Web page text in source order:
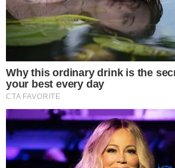
Estudos indicam que o DNA influencia a
afetar a preferência por diferentes tipos de
Freepik)
POR QUE O
DIVIDE OPINIÕES?
Entre os genes mais estudados está o
associado à percepção do sabor
da variante genética herdada,
conseguem sentir o amargor do